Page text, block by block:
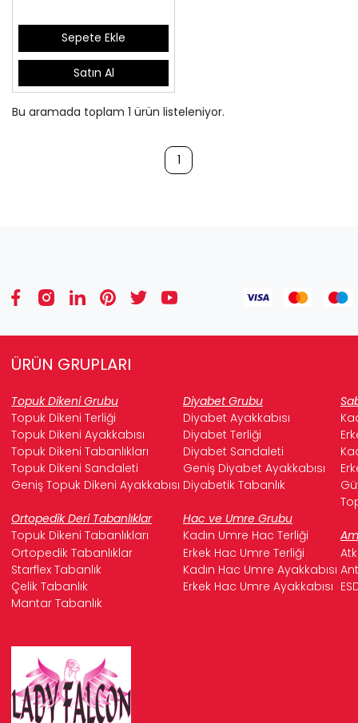
Sepete Ekle
Satın Al
Bu aramada toplam 1 ürün listeleniyor.
1
ÜRÜN GRUPLARI
Topuk Dikeni Grubu Diyabet Grubu
Topuk Dikeni Terliği
Diyabet Ayakkabısı
Topuk Dikeni Ayakkabısı
Diyabet Terliği
Topuk Dikeni Tabanlıkları
Diyabet Sandaleti
Topuk Dikeni Sandaleti
Geniş Diyabet Ayakkabısı
Geniş Topuk Dikeni Ayakkabısı Diyabetik Tabanlık
Ortopedik Deri Tabanlıklar
Hac ve Umre Grubu
Topuk Dikeni Tabanlıkları
Kadın Umre Hac Terliği
Ortopedik Tabanlıklar
Erkek Hac Umre Terliği
Starflex Tabanlık
Kadın Hac Umre Ayakkabısı
Çelik Tabanlık
Erkek Hac Umre Ayakkabısı
Mantar Tabanlık